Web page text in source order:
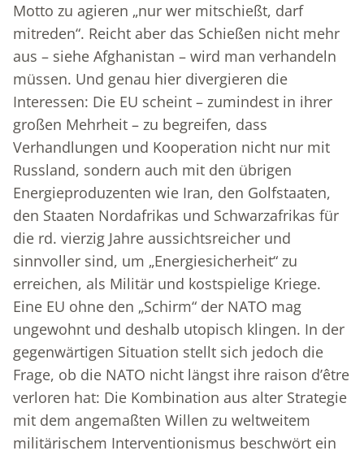
Motto zu agieren „nur wer mitschießt, darf
mitreden“. Reicht aber das Schießen nicht mehr
aus – siehe Afghanistan – wird man verhandeln
müssen. Und genau hier divergieren die
Interessen: Die EU scheint – zumindest in ihrer
großen Mehrheit – zu begreifen, dass
Verhandlungen und Kooperation nicht nur mit
Russland, sondern auch mit den übrigen
Energieproduzenten wie Iran, den Golfstaaten,
den Staaten Nordafrikas und Schwarzafrikas für
die rd. vierzig Jahre aussichtsreicher und
sinnvoller sind, um „Energiesicherheit“ zu
erreichen, als Militär und kostspielige Kriege.
Eine EU ohne den „Schirm“ der NATO mag
ungewohnt und deshalb utopisch klingen. In der
gegenwärtigen Situation stellt sich jedoch die
Frage, ob die NATO nicht längst ihre raison d’être
verloren hat: Die Kombination aus alter Strategie
mit dem angemaßten Willen zu weltweitem
militärischem Interventionismus beschwört ein